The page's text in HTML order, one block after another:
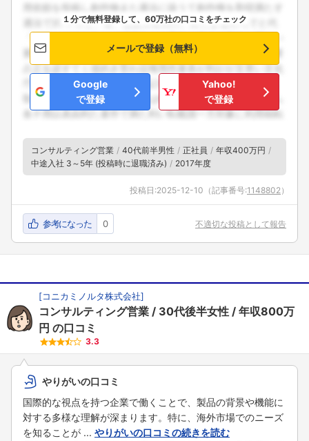
１分で無料登録して、60万社の口コミをチェック
メールで登録（無料）
Google
で登録
Yahoo!
で登録
コンサルティング営業 40代前半男性 正社員
年収400万円
中途入社 3～5年 (投稿時に退職済み)
2017年度
投稿日:2025-12-10 （記事番号:1148802 ）
参考になった 0 不適切な投稿として報告
[コニカミノルタ株式会社]
コンサルティング営業 30代後半女性
年収800万
円 の口コミ
3.3
やりがいの口コミ
国際的な視点を持つ企業で働くことで、製品の背景や機能に
対する多様な理解が深まります。特に、海外市場でのニーズ
を知ることが ... やりがいの口コミの続きを読む